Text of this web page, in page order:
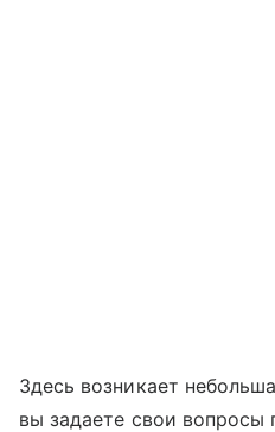
Здесь возникает
вы задаете свои вопросы